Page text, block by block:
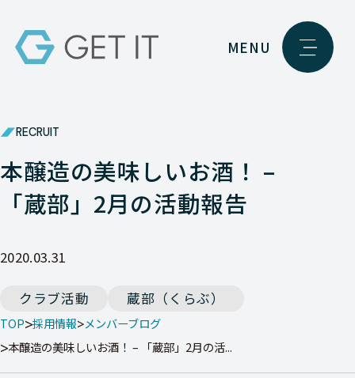
MENU
RECRUIT
本醸造の美味しいお酒！ –
「蔵部」2月の活動報告
2020.03.31
クラブ活動 蔵部（くらぶ）
TOP 採用情報 メンバーブログ
本醸造の美味しいお酒！ – 「蔵部」2月の活...